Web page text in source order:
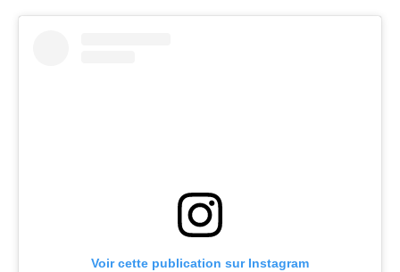
Voir cette publication sur Instagram